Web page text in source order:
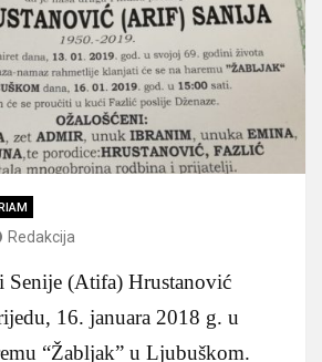
Redakcija
Senije (Atifa) Hrustanović
16. januara 2018 g. u
“Žabljak” u Ljubuškom.